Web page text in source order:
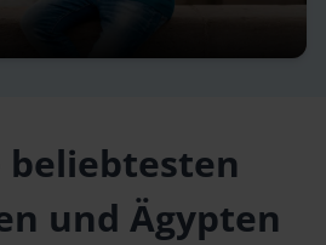
beliebtesten
und Ägypten